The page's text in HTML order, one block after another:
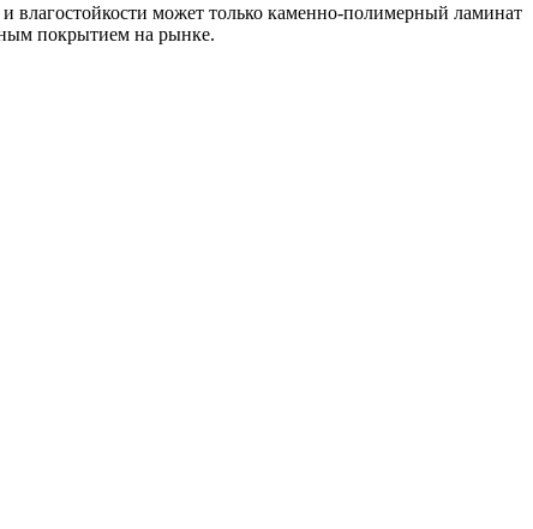
влагостойкости может только каменно-полимерный ламинат
покрытием на рынке.